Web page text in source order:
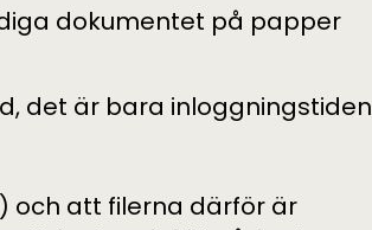
dokumentet på papper
det är bara inloggningstiden
och att filerna därför är